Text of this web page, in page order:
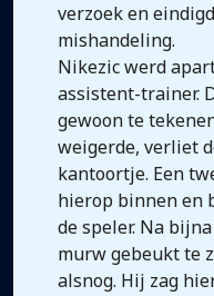
verzoek en
mishandeling.
Nikezic werd
assistent-trainer.
gewoon te
weigerde, verliet
kantoortje. Een
hierop binnen en
de speler. Na
murw gebeukt te
alsnog. Hij zag